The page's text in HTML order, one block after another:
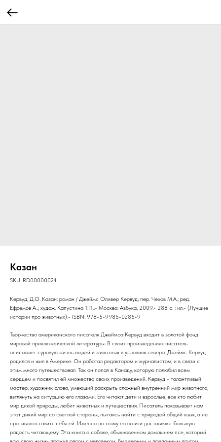
Казан
SKU: RD00000024
Кервуд, Д.О. Казан: роман / Джеймс Оливер Кервуд; пер. Чехов М.А.; ред.
Ефремов А..; худож. Капустина Т.П..- Москва: Азбука, 2009.- 288 с. : ил.- (Лучшие
истории про животных).- ISBN: 978-5-9985-0285-9
Творчество американского писателя Джеймса Кервуд входит в золотой фонд
мировой приключенческой литературы. В своих произведениях писатель
описывает суровую жизнь людей и животных в условиях севера. Джеймс Кервуд
родился и жил в Америке. Он работал редактором и журналистом, и в связи с
этим много путешествовал. Так он попал в Канаду, которую полюбил всем
сердцем и посвятил ей множество своих произведений. Кервуд - талантливый
мастер, художник слова, умеющий раскрыть сложный внутренний мир животного,
взглянуть на ситуацию его глазами. Его читают дети и взрослые, все кто любит
мир дикой природы, любит животных и путешествия. Писатель показывает нам
этот дикий мир со светлой стороны, пытаясь найти с природой общий язык, а не
противопоставить себя ей. Именно поэтому его книги доставляют большую
радость читающему. Эта книга о собаке, обыкновенном домашнем псе, который